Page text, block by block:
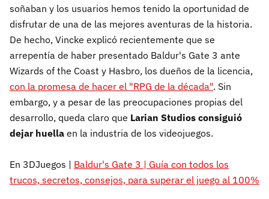
soñaban y los usuarios hemos tenido la oportunidad de
disfrutar de una de las mejores aventuras de la historia.
De hecho, Vincke explicó recientemente que se
arrepentía de haber presentado Baldur's Gate 3 ante
Wizards of the Coast y Hasbro, los dueños de la licencia,
con la promesa de hacer el "RPG de la década". Sin
embargo, y a pesar de las preocupaciones propias del
desarrollo, queda claro que Larian Studios consiguió
dejar huella en la industria de los videojuegos.
En 3DJuegos | Baldur's Gate 3 | Guía con todos los
trucos, secretos, consejos, para superar el juego al 100%